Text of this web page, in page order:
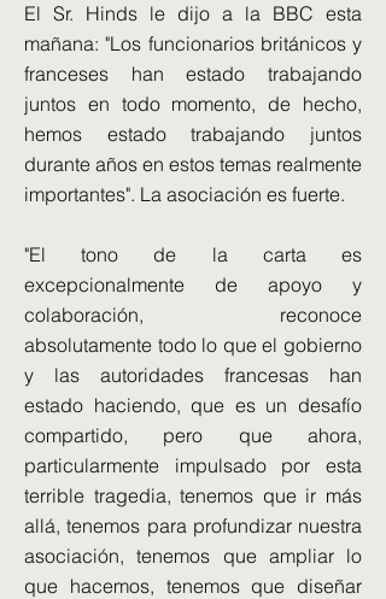
El Sr. Hinds le dijo a la BBC esta
mañana: "Los funcionarios británicos y
franceses han estado trabajando
juntos en todo momento, de hecho,
hemos estado trabajando juntos
durante años en estos temas realmente
importantes". La asociación es fuerte.
"El tono de la carta es
excepcionalmente de apoyo y
colaboración, reconoce
absolutamente todo lo que el gobierno
y las autoridades francesas han
estado haciendo, que es un desafío
compartido, pero que ahora,
particularmente impulsado por esta
terrible tragedia, tenemos que ir más
allá, tenemos para profundizar nuestra
asociación, tenemos que ampliar lo
que hacemos, tenemos que diseñar